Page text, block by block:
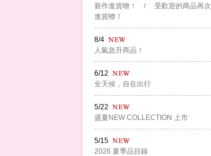
新作進貨暸！ / 受歡迎的商品再次
進貨暸！
8/4
人氣急升商品！
6/12
全天候，自在出行
5/22
盛夏NEW COLLECTION 上市
5/15
2026 夏季品目錄